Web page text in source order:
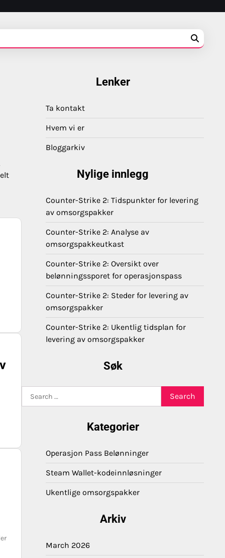
Lenker
Ta kontakt
Hvem vi er
Bloggarkiv
Nylige innlegg
Counter-Strike 2: Tidspunkter for levering
av omsorgspakker
Counter-Strike 2: Analyse av
omsorgspakkeutkast
Counter-Strike 2: Oversikt over
belønningssporet for operasjonspass
Counter-Strike 2: Steder for levering av
omsorgspakker
Counter-Strike 2: Ukentlig tidsplan for
levering av omsorgspakker
Søk
for:
Kategorier
Operasjon Pass Belønninger
Steam Wallet-kodeinnløsninger
Ukentlige omsorgspakker
Arkiv
March 2026